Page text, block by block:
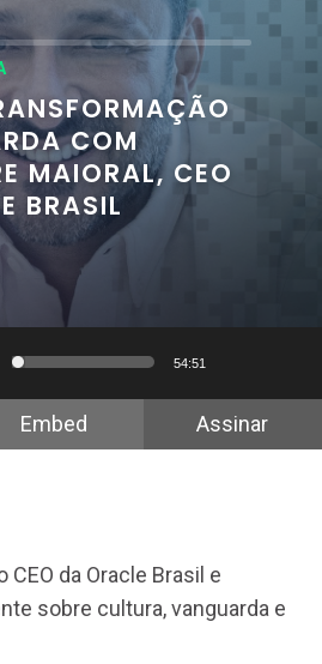
COM
MAIORAL, CEO
BRASIL
54:51
Embed Assinar
CEO da Oracle Brasil e
sobre cultura, vanguarda e